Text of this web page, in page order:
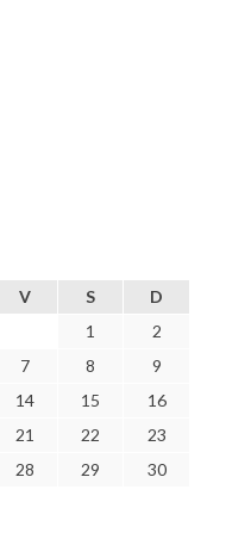
V S
D
1
2
7 8
9
14 15
16
21 22
23
28 29
30